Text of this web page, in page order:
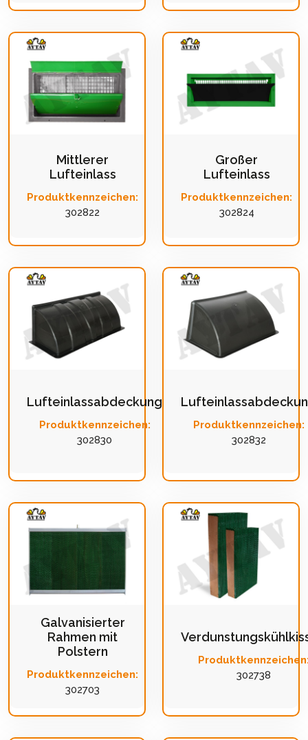
Mittlerer
Lufteinlass
Produktkennzeichen:
302822
Großer
Lufteinlass
Produktkennzeichen:
302824
Lufteinlassabdeckung
Produktkennzeichen:
302830
Produktkennzeichen:
302832
Galvanisierter
Rahmen mit
Polstern
Produktkennzeichen:
302703
302738